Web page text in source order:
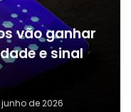
vão ganhar
e sinal
de 2026